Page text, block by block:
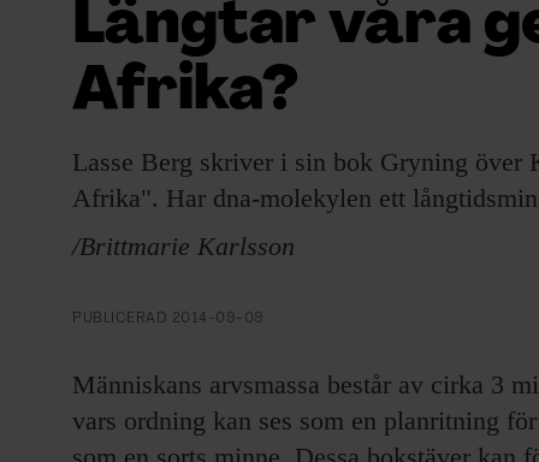
PRENUMERERA PÅ F&F
ANNONSERA I F&F
OM F&F
Längtar våra
Afrika?
Lasse Berg skriver i sin bok Gryning
Afrika". Har dna-molekylen ett
/Brittmarie Karlsson
PUBLICERAD 2014-09-09
Människans arvsmassa består av cirka 3
vars ordning kan ses som en planritning